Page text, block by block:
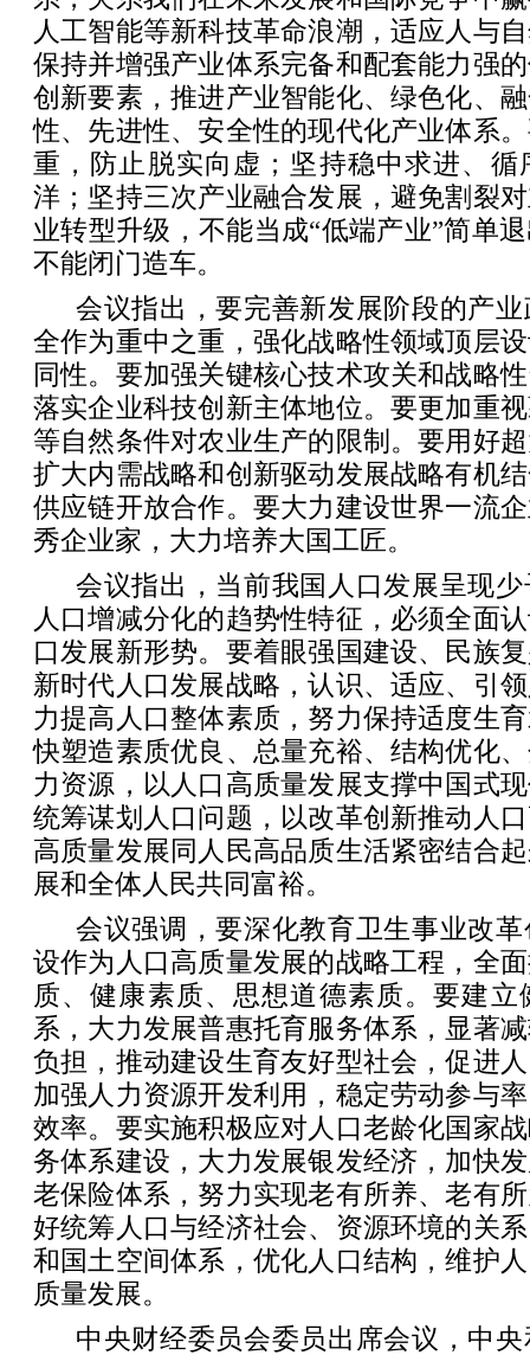
人工智能等新科技革命浪潮，适应人与
保持并增强产业体系完备和配套能力强
创新要素，推进产业智能化、绿色化、
性、先进性、安全性的现代化产业体系
重，防止脱实向虚；坚持稳中求进、循
洋；坚持三次产业融合发展，避免割裂
业转型升级，不能当成“低端产业”简单
不能闭门造车。
会议指出，要完善新发展阶段的产
全作为重中之重，强化战略性领域顶层
同性。要加强关键核心技术攻关和战略
落实企业科技创新主体地位。要更加重
等自然条件对农业生产的限制。要用好
扩大内需战略和创新驱动发展战略有机
供应链开放合作。要大力建设世界一流
秀企业家，大力培养大国工匠。
会议指出，当前我国人口发展呈现
人口增减分化的趋势性特征，必须全面
口发展新形势。要着眼强国建设、民族
新时代人口发展战略，认识、适应、引
力提高人口整体素质，努力保持适度生
快塑造素质优良、总量充裕、结构优化
力资源，以人口高质量发展支撑中国式
统筹谋划人口问题，以改革创新推动人
高质量发展同人民高品质生活紧密结合
展和全体人民共同富裕。
会议强调，要深化教育卫生事业改
设作为人口高质量发展的战略工程，全
质、健康素质、思想道德素质。要建
系，大力发展普惠托育服务体系，显著
负担，推动建设生育友好型社会，促进
加强人力资源开发利用，稳定劳动参与
效率。要实施积极应对人口老龄化国家
务体系建设，大力发展银发经济，加快
老保险体系，努力实现老有所养、老有
好统筹人口与经济社会、资源环境的关
和国土空间体系，优化人口结构，维护
质量发展。
中央财经委员会委员出席会议，中